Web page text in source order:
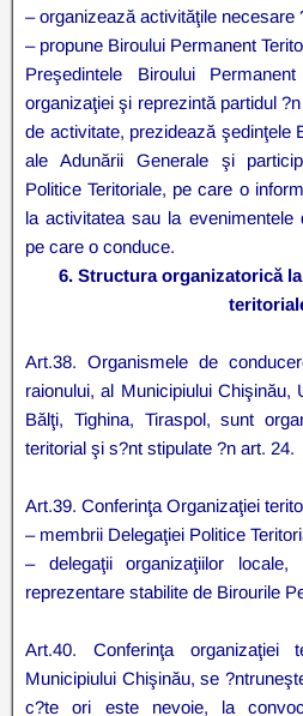
– organizează activităţile necesare
– propune Biroului Permanent
Preşedintele Biroului
organizaţiei şi reprezintă partidul
de activitate, prezidează şedinţele
ale Adunării Generale şi
Politice Teritoriale, pe care o
la activitatea sau la evenimentele
pe care o conduce.
6. Structura organizatorică
Art.38. Organismele de
raionului, al Municipiului Chişinău,
Bălţi, Tighina, Tiraspol, sunt
teritorial şi s?nt stipulate ?n art. 24.
Art.39. Conferinţa Organizaţiei
– membrii Delegaţiei Politice
– delegaţii organizaţiilor
reprezentare stabilite de Birourile
Art.40. Conferinţa
Municipiului Chişinău, se
c?te ori este nevoie, la